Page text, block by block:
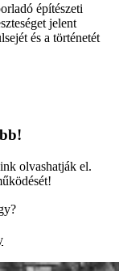
építészeti
jelent
és a történetét
olvashatják el.